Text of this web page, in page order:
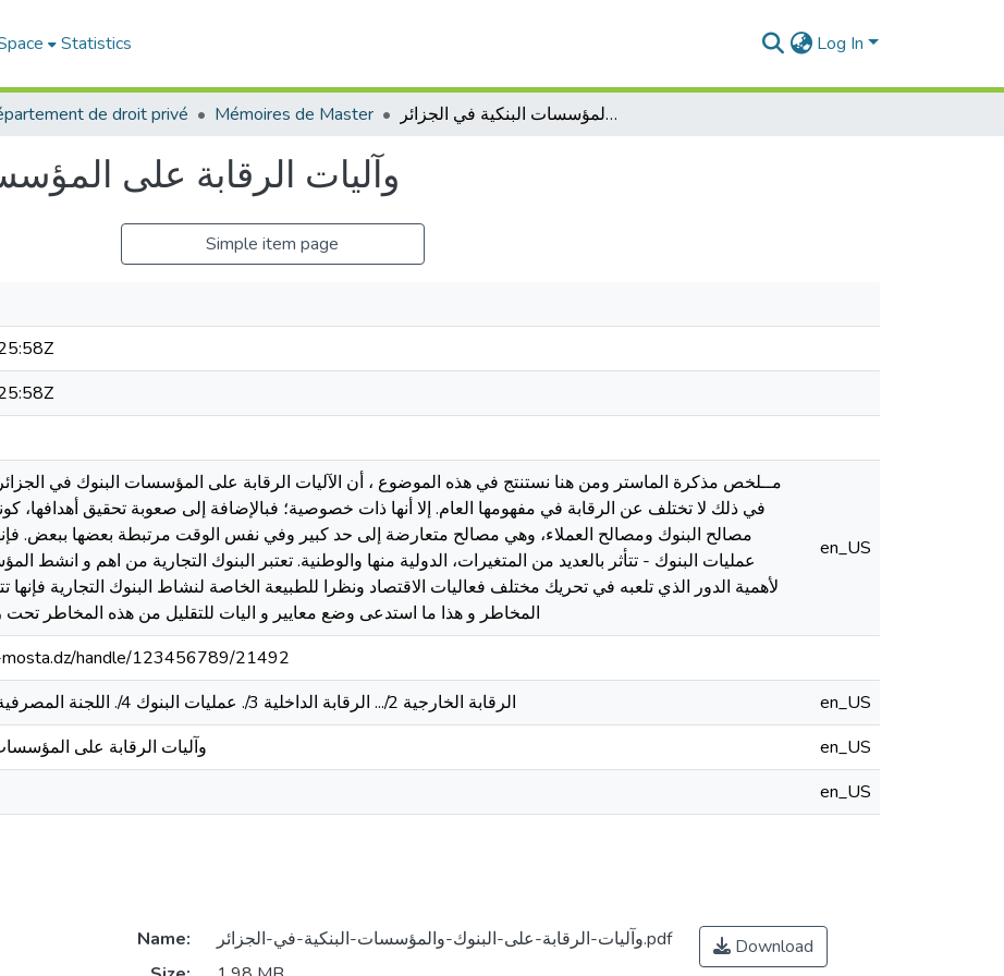
Statistics Log In
de droit privé Mémoires de Master وآليات الرقابة على المؤسسات البنكية في الجزائر
وآليات الرقابة على
Simple item page
مــلخص مذكرة الماستر ومن هنا نستنتج في هذه الموضوع ، أن الآليات الرقابة على المؤسسات البنوك في
في ذلك لا تختلف عن الرقابة في مفهومها العام. إلا أنها ذات خصوصية؛ فبالإضافة إلى صعوبة تحقيق أهدافها،
مصالح البنوك ومصالح العملاء، وهي مصالح متعارضة إلى حد كبير وفي نفس الوقت مرتبطة بعضها ببعض.
عمليات البنوك - تتأثر بالعديد من المتغيرات، الدولية منها والوطنية. تعتبر البنوك التجارية من اهم و انشط
لأهمية الدور الذي تلعبه في تحريك مختلف فعاليات الاقتصاد ونظرا للطبيعة الخاصة لنشاط البنوك التجارية فإنها
المخاطر و هذا ما استدعى وضع معايير و اليات للتقليل من هذه المخاطر تحت
en_US
handle/123456789/21492
/ الرقابة الخارجية 2/... الرقابة الداخلية 3/. عمليات البنوك 4/. اللجنة المصرفية 5/. للقانون البنكي
en_US
وآليات الرقابة على
en_US
en_US
Name:
وآليات-الرقابة-على-البنوك-والمؤسسات-البنكية-في-الجزائر.pdf
Download